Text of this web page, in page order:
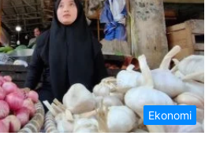
Ekonomi